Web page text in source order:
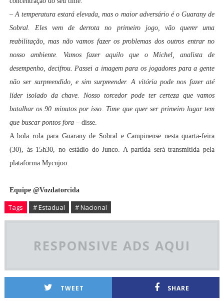
–A temperatura estará elevada, mas o maior adversário é o Guarany de
Sobral. Eles vem de derrota no primeiro jogo, vão querer uma
reabilitação, mas não vamos fazer os problemas dos outros entrar no
nosso ambiente. Vamos fazer aquilo que o Michel, analista de
desempenho, decifrou. Passei a imagem para os jogadores para a gente
não ser surpreendido, e sim surpreender. A vitória pode nos fazer até
líder isolado da chave. Nosso torcedor pode ter certeza que vamos
batalhar os 90 minutos por isso. Time que quer ser primeiro lugar tem
que buscar pontos fora– disse.
A bola rola para Guarany de Sobral e Campinense nesta quarta-feira
(30), às 15h30, no estádio do Junco. A partida será transmitida pela
plataforma Mycujoo.
Equipe @Vozdatorcida
Tags # Estadual # Nacional
RESPONSIVE ADS AQUI
TWEET SHARE